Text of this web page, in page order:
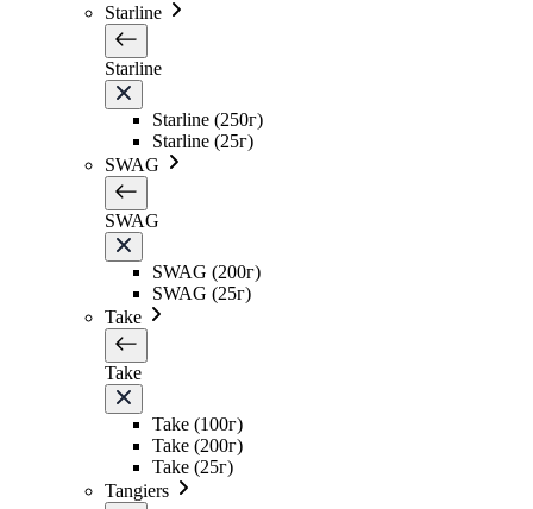
Starline
Starline
Starline (250г)
Starline (25г)
SWAG
SWAG
SWAG (200г)
SWAG (25г)
Take
Take
Take (100г)
Take (200г)
Take (25г)
Tangiers